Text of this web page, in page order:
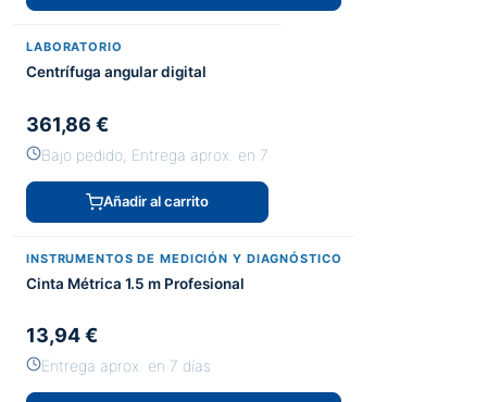
LABORATORIO
Centrífuga angular digital
361,86 €
Bajo pedido, Entrega aprox. en 7
Añadir al carrito
INSTRUMENTOS DE MEDICIÓN Y DIAGNÓSTICO
Cinta Métrica 1.5 m Profesional
13,94 €
Entrega aprox. en 7 días